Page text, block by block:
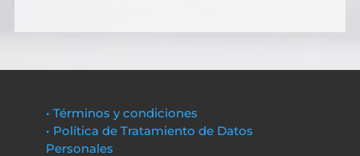
• Términos y condiciones
• Política de Tratamiento de Datos
Personales